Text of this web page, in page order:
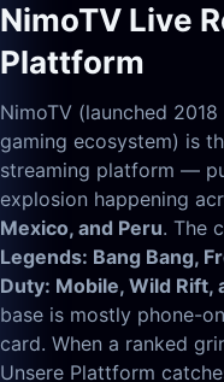
NimoTV Live
Plattform
NimoTV (launched
gaming ecosystem) is
streaming platform —
explosion happening
Mexico, and Peru. The
Legends: Bang Bang,
Duty: Mobile, Wild Rift,
base is mostly phone-
card. When a ranked
Unsere Plattform